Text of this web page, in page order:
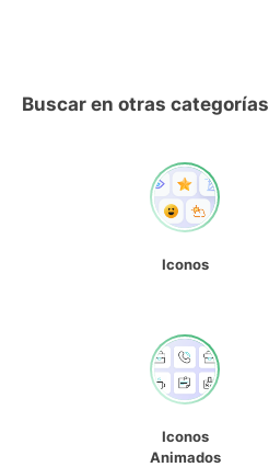
Buscar en otras categorías
Iconos
Iconos
Animados